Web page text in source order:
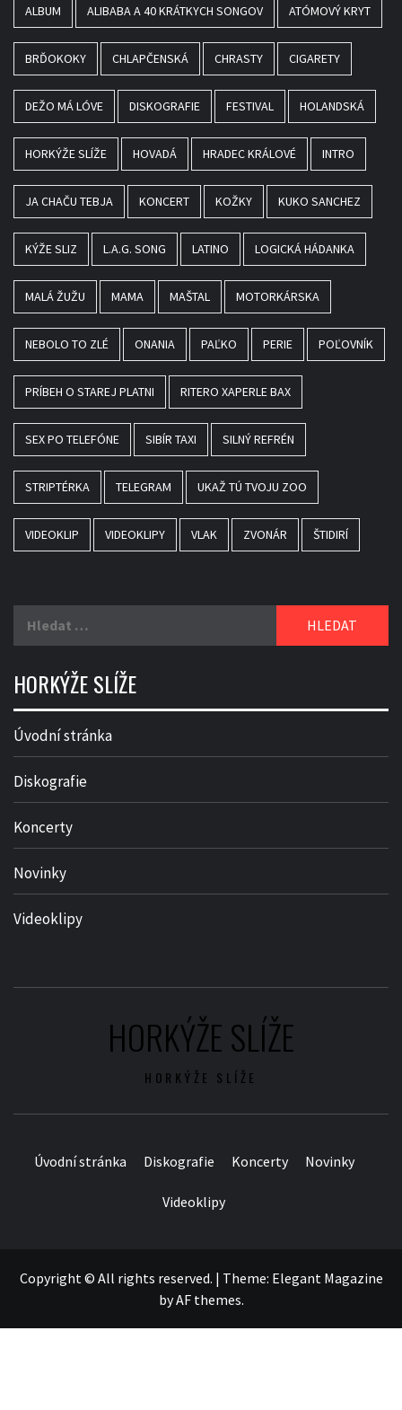
ALBUM ALIBABA A 40 KRÁTKYCH SONGOV ATÓMOVÝ KRYT
BRĎOKOKY CHLAPČENSKÁ CHRASTY CIGARETY
DEŽO MÁ LÓVE DISKOGRAFIE FESTIVAL HOLANDSKÁ
HORKÝŽE SLÍŽE HOVADÁ HRADEC KRÁLOVÉ INTRO
JA CHAČU TEBJA KONCERT KOŽKY KUKO SANCHEZ
KÝŽE SLIZ L.A.G. SONG LATINO LOGICKÁ HÁDANKA
MALÁ ŽUŽU MAMA MAŠTAL MOTORKÁRSKA
NEBOLO TO ZLÉ ONANIA PAĽKO PERIE POĽOVNÍK
PRÍBEH O STAREJ PLATNI RITERO XAPERLE BAX
SEX PO TELEFÓNE SIBÍR TAXI SILNÝ REFRÉN
STRIPTÉRKA TELEGRAM UKAŽ TÚ TVOJU ZOO
VIDEOKLIP VIDEOKLIPY VLAK ZVONÁR ŠTIDIRÍ
HORKÝŽE SLÍŽE
Úvodní stránka
Diskografie
Koncerty
Novinky
Videoklipy
HORKÝŽE SLÍŽE
HORKÝŽE SLÍŽE
Úvodní stránka Diskografie Koncerty Novinky
Videoklipy
Copyright © All rights reserved. | Theme: Elegant Magazine
byAF themes.